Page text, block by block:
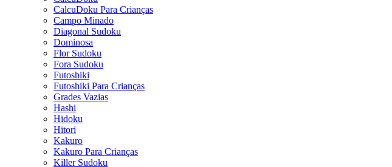
CalcuDoku Para Crianças
Campo Minado
Diagonal Sudoku
Dominosa
Flor Sudoku
Fora Sudoku
Futoshiki
Futoshiki Para Crianças
Grades Vazias
Hashi
Hidoku
Hitori
Kakuro
Kakuro Para Crianças
Killer Sudoku